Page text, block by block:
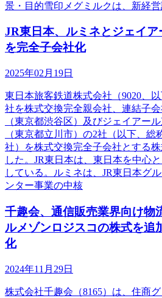
景・目的雪印メグミルクは、新経営
JR東日本、ルミネとジェイ
を完全子会社化
2025年02月19日
東日本旅客鉄道株式会社（9020、
社を株式交換完全親会社、連結子
（東京都渋谷区）及びジェイアー
（東京都立川市）の2社（以下、総
社）を株式交換完全子会社とする
した。JR東日本は、東日本を中心
している。ルミネは、JR東日本グ
ンター事業の中核
千趣会、通信販売業界向け物
ルメゾンロジスコの株式を追
化
2024年11月29日
株式会社千趣会（8165）は、住商